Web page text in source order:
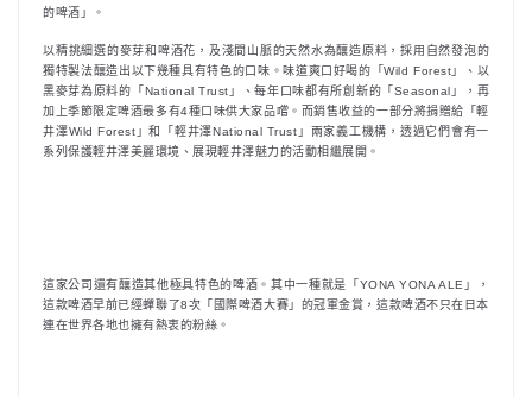
的啤酒」。
以精挑細選的麥芽和啤酒花，及淺間山脈的天然水為釀造原料，採用自然發泡的
獨特製法釀造出以下幾種具有特色的口味。味道爽口好喝的「Wild Forest」、以
黑麥芽為原料的「National Trust」、每年口味都有所創新的「Seasonal」，再
加上季節限定啤酒最多有4種口味供大家品嚐。而銷售收益的一部分將捐贈給「輕
井澤Wild Forest」和「輕井澤National Trust」兩家義工機構，透過它們會有一
系列保護輕井澤美麗環境、展現輕井澤魅力的活動相繼展開。
這家公司還有釀造其他極具特色的啤酒。其中一種就是「YONA YONA ALE」，
這款啤酒早前已經蟬聯了8次「國際啤酒大賽」的冠軍金賞，這款啤酒不只在日本
連在世界各地也擁有熱衷的粉絲。